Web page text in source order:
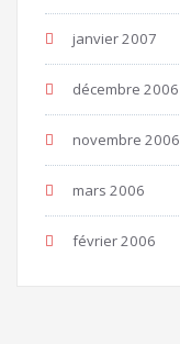
janvier 2007
décembre 2006
novembre 2006
mars 2006
février 2006